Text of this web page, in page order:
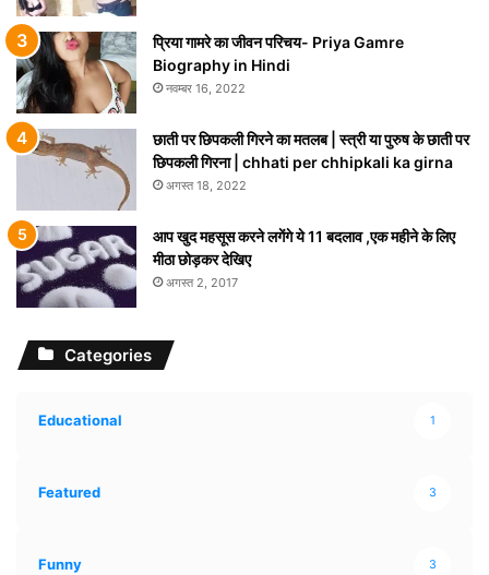
प्रिया गामरे का जीवन परिचय- Priya Gamre
Biography in Hindi
नवम्बर 16, 2022
छाती पर छिपकली गिरने का मतलब | स्त्री या पुरुष के छाती पर
छिपकली गिरना | chhati per chhipkali ka girna
अगस्त 18, 2022
आप खुद महसूस करने लगेंगे ये 11 बदलाव ,एक महीने के लिए
मीठा छोड़कर देखिए
अगस्त 2, 2017
Categories
Educational 1
Featured 3
Funny 3